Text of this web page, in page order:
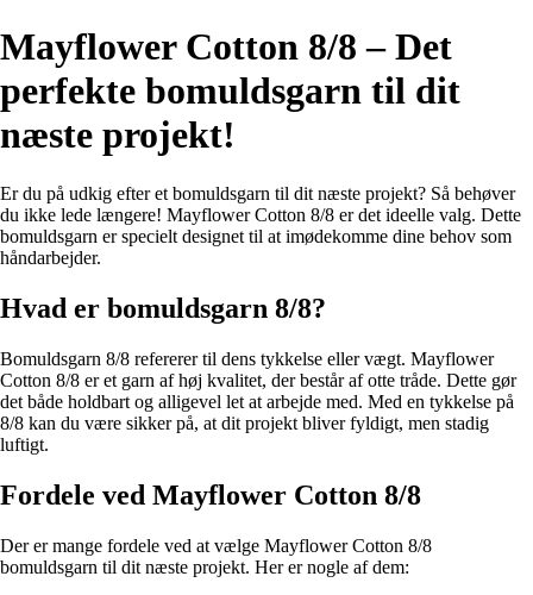
Mayflower Cotton 8/8 – Det
perfekte bomuldsgarn til dit
næste projekt!
Er du på udkig efter et bomuldsgarn til dit næste projekt? Så behøver
du ikke lede længere! Mayflower Cotton 8/8 er det ideelle valg. Dette
bomuldsgarn er specielt designet til at imødekomme dine behov som
håndarbejder.
Hvad er bomuldsgarn 8/8?
Bomuldsgarn 8/8 refererer til dens tykkelse eller vægt. Mayflower
Cotton 8/8 er et garn af høj kvalitet, der består af otte tråde. Dette gør
det både holdbart og alligevel let at arbejde med. Med en tykkelse på
8/8 kan du være sikker på, at dit projekt bliver fyldigt, men stadig
luftigt.
Fordele ved Mayflower Cotton 8/8
Der er mange fordele ved at vælge Mayflower Cotton 8/8
bomuldsgarn til dit næste projekt. Her er nogle af dem: